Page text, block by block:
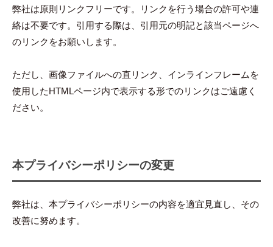
弊社は原則リンクフリーです。リンクを行う場合の許可や連
絡は不要です。引用する際は、引用元の明記と該当ページへ
のリンクをお願いします。
ただし、画像ファイルへの直リンク、インラインフレームを
使用したHTMLページ内で表示する形でのリンクはご遠慮く
ださい。
本プライバシーポリシーの変更
弊社は、本プライバシーポリシーの内容を適宜見直し、その
改善に努めます。